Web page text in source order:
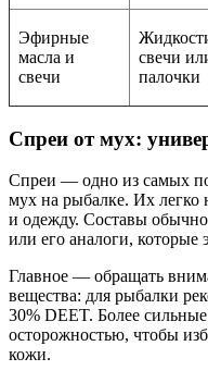
Эфирные
масла и
свечи
свечи
палочки
Спреи от мух:
Спреи — одно из самых
мух на рыбалке. Их легко
и одежду. Составы
или его аналоги,
Главное — обращать
вещества: для рыбалки
30% DEET. Более
осторожностью, чтобы
кожи.